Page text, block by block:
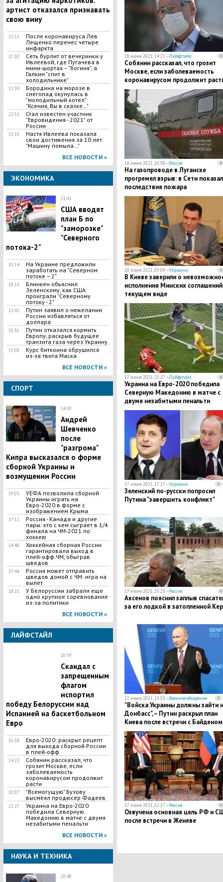
артист отказался признавать
свою вину
21:15
После коронавируса Лев
Лещенко перенес четыре
инфаркта
17:30
Сеть бурлит от вечеринки у
Ивлеевой, где Пугачева в
мини-шортах – "богиня", а
Галкин "спит в
холодильнике"
11:39
Бородина на морозе в
снегопад окунулась в
"молодильный котел":
"Ксения, Вы в сказке…"
22:51
Стал известен участник
"Евровидения - 2021" от
России
21:10
Настя Ивлеева показала
свои достижения за 10 лет:
"Машину помыла…"
ВСЕ НОВОСТИ »
ЭКОНОМИКА
21:41
США вводят
план Б по
"заморозке"
"Северного
потока-2"
15:14
На Украине предложили
заработать на "Северном
потоке – 2"
18:13
Блинкен объяснил
Зеленскому, как США
проиграли "Северному
потоку - 2"
12:45
Путин заявил о нежелании
России избавляться от
доллара
10:56
Путин отказался кормить
Европу, раскрыв будущее
транзита газа через Украину
15:08
Курс биткоина обрушился
из-за твита Маска
ВСЕ НОВОСТИ »
СПОРТ
14:30
Андрей
Шевченко
после
"разгрома"
Кипра высказался о форме
сборной Украины и
возмущении России
19:05
УЕФА позволила сборной
Украины играть на
Евро-2020 в форме с
изображением Крыма
17:12
Россия - Канада и другие
пары: кто с кем сыграет в 1/4
финала на ЧМ-2021 по
хоккею
14:48
Хоккейная сборная России
гарантировала выход в
плей-офф ЧМ, обыграв
шведов
17:44
Россия может отправить
шведов домой с ЧМ: игра на
вылет
18:21
У Белоруссии забрали еще
одно крупное соревнование
из-за политики
ВСЕ НОВОСТИ »
ЛАЙФСТАЙЛ
20:59
Скандал с
запрещенным
флагом
испортил
победу Белоруссии над
Испанией на баскетбольном
Евро
16:18
Евро-2020: раскрыт рецепт
для выхода сборной России
в плей-офф
14:22
Собянин рассказал, что
грозит Москве, если
заболеваемость
коронавирусом продолжит
расти
10:07
"Всемогущую" Бузову
высмеял продюсер Фадеев
21:27
Украина на Евро-2020
победила Северную
Македонию в матче с двумя
незабитыми пенальти
ВСЕ НОВОСТИ »
НАУКА И ТЕХНИКА
20:40
18 июня 2021, 14:22 —Лайфстайл
Собянин рассказал, что грозит
Москве, если заболеваемость
коронавирусом продолжит
18 июня 2021, 10:38 —Россия
На газопроводе в Луганске
прогремел взрыв: в Сети
последствия пожара
18 июня 2021, 09:09 —Украина
В Киеве заверили о
исполнения Минских
текущем виде
17 июня 2021, 21:27 —Лайфстайл
Украина на Евро-2020 победила
Северную Македонию в матче с
двумя незабитыми пенальти
17 июня 2021, 17:17 —Украина
Зеленский по-русски попросил
Путина "завершить конфликт"
17 июня 2021, 15:23 —Россия
Аксенов пояснил заплыв
за его лодкой в затопленной
17 июня 2021, 13:33 —Военное обозрение
"Войска Украины должны зайти
Донбасс", – Путин раскрыл план
Киева после встречи с Байденом
17 июня 2021, 12:17 —Россия
Озвучена основная цель РФ и
после встречи в Женеве